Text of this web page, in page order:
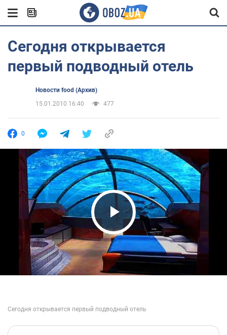
Сегодня открывается
первый подводный отель
Новости food (Архив)
15.01.2010 16:40
477
0
Play Video